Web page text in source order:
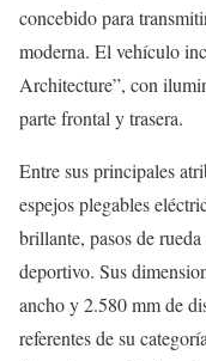
concebido para
moderna. El vehículo
Architecture”, con
parte frontal y trasera.
Entre sus principales
espejos plegables
brillante, pasos de
deportivo. Sus
ancho y 2.580 mm de
referentes de su